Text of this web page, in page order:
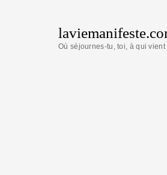
Où séjournes-tu, toi, à qui